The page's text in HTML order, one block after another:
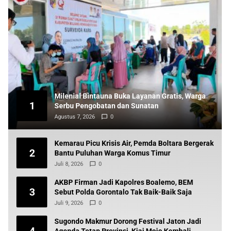
1
Milenial Bintauna Buka Layanan Gratis, Warga
Serbu Pengobatan dan Sunatan
Agustus 7, 2026 0
2
Kemarau Picu Krisis Air, Pemda Boltara Bergerak
Bantu Puluhan Warga Komus Timur
Juli 8, 2026 0
3
AKBP Firman Jadi Kapolres Boalemo, BEM
Sebut Polda Gorontalo Tak Baik-Baik Saja
Juli 9, 2026 0
Sugondo Makmur Dorong Festival Jaton Jadi